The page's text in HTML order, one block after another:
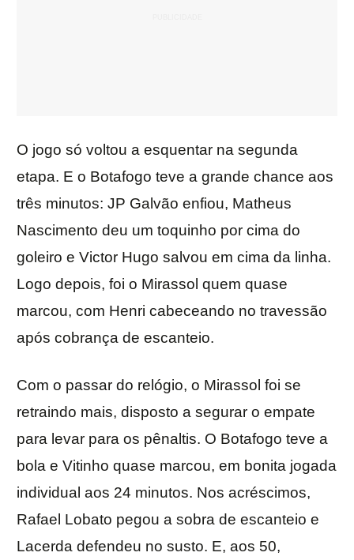
O jogo só voltou a esquentar na segunda
etapa. E o Botafogo teve a grande chance aos
três minutos: JP Galvão enfiou, Matheus
Nascimento deu um toquinho por cima do
goleiro e Victor Hugo salvou em cima da linha.
Logo depois, foi o Mirassol quem quase
marcou, com Henri cabeceando no travessão
após cobrança de escanteio.
Com o passar do relógio, o Mirassol foi se
retraindo mais, disposto a segurar o empate
para levar para os pênaltis. O Botafogo teve a
bola e Vitinho quase marcou, em bonita jogada
individual aos 24 minutos. Nos acréscimos,
Rafael Lobato pegou a sobra de escanteio e
Lacerda defendeu no susto. E, aos 50,